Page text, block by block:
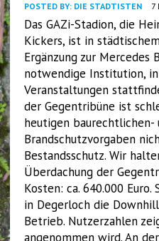
POSTED BY: DIE STADTISTEN 7
Das GAZi-Stadion, die
Kickers, ist in
Ergänzung zur Mercedes
notwendige Institution,
Veranstaltungen
der Gegentribüne ist
heutigen baurechtlichen-
Brandschutzvorgaben
Bestandsschutz. Wir
Überdachung der
Kosten: ca. 640.000
in Degerloch die
Betrieb. Nutzerzahlen
angenommen wird. An